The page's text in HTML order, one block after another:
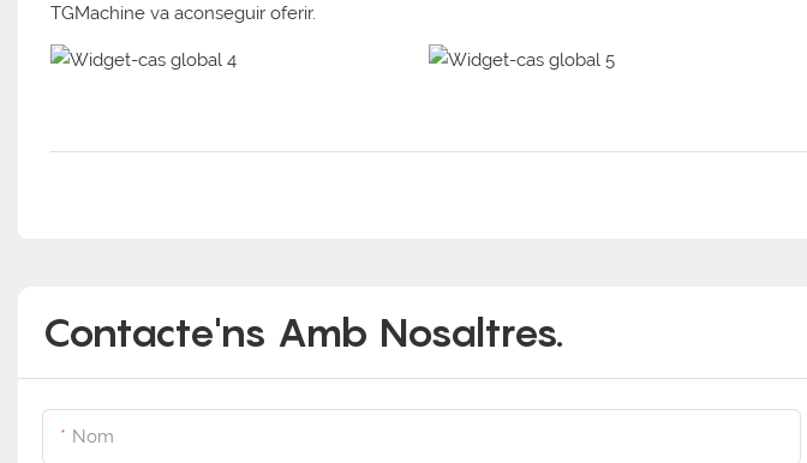
TGMachine va aconseguir oferir.
Contacte'ns Amb Nosaltres.
Nom